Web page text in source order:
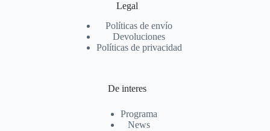
Legal
Políticas de envío
Devoluciones
Políticas de privacidad
De interes
Programa
News